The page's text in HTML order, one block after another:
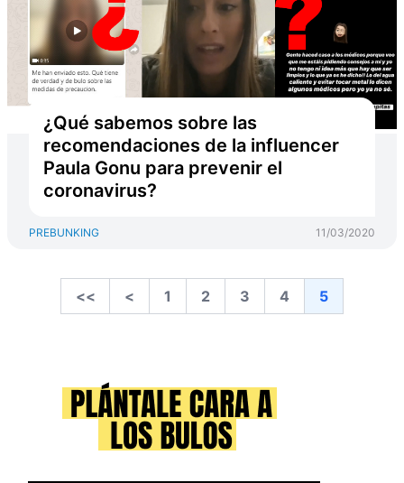
¿Qué sabemos sobre las
recomendaciones de la influencer
Paula Gonu para prevenir el
coronavirus?
PREBUNKING 11/03/2020
<< < 1 2 3 4 5